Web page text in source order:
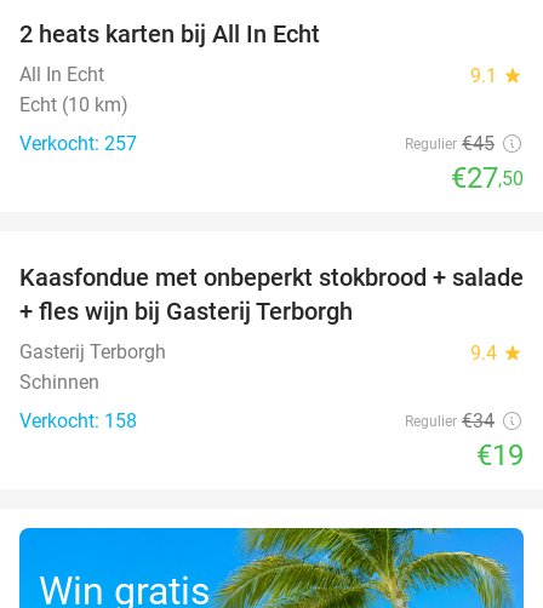
2 heats karten bij All In Echt
All In Echt 9.1 star
Echt (10 km)
Verkocht: 257
Regulier €45
€27,50
44%
Kaasfondue met onbeperkt stokbrood + salade
+ fles wijn bij Gasterij Terborgh
Gasterij Terborgh 9.4 star
Schinnen
Verkocht: 158
Regulier €34
€19
Win gratis